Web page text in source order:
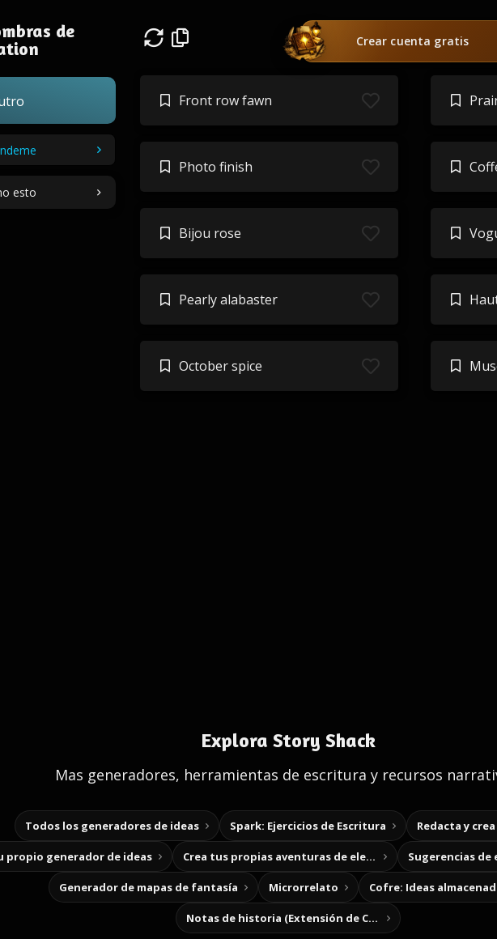
de
esto
Crear cuenta gratis
Front row fawn
Photo finish
Bijou rose
Pearly alabaster
October spice
Explora Story Shack
Mas generadores, herramientas de escritura y recursos
Todos los generadores de ideas Spark: Ejercicios de Escritura Redacta y
propio generador de ideas Crea tus propias aventuras de elección Sugerencias
Generador de mapas de fantasía Microrrelato Cofre: Ideas
Notas de historia (Extensión de Chrome)